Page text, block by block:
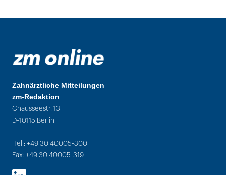
Zahnärztliche Mitteilungen
zm-Redaktion
Chausseestr. 13
D-10115 Berlin
Tel.: +49 30 40005-300
Fax: +49 30 40005-319